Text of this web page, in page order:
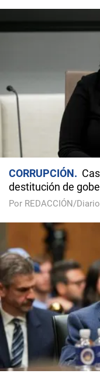
CORRUPCIÓN
destitución de
Por REDACCIÓN/